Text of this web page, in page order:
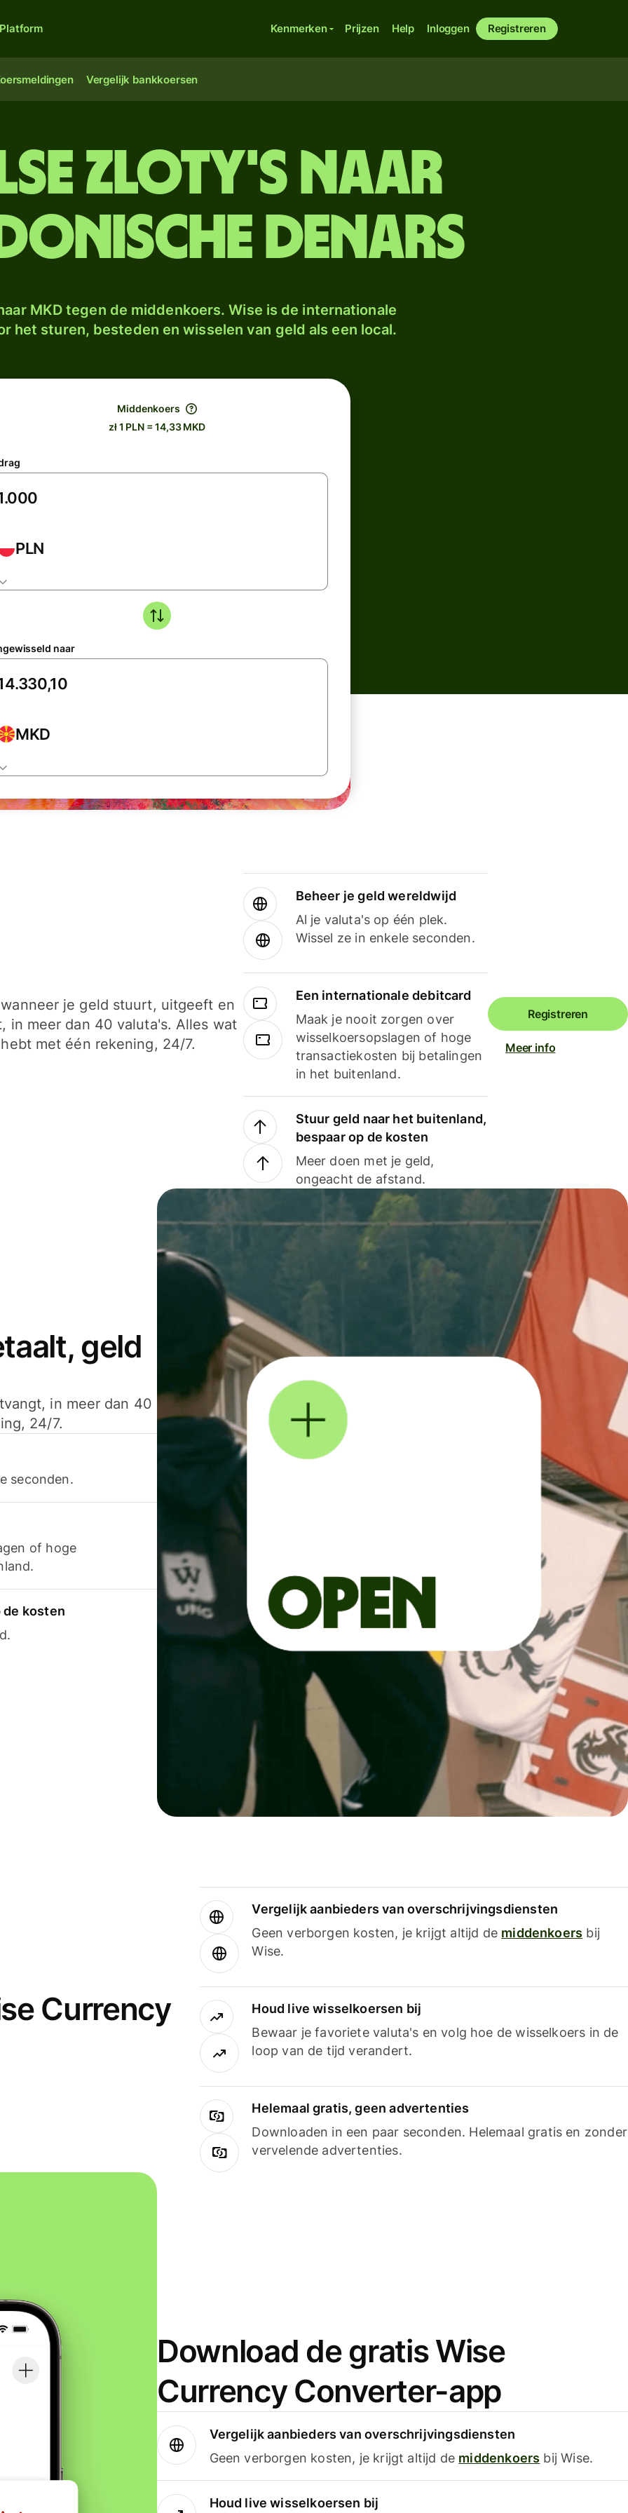
Platform Kenmerken Prijzen Help Inloggen Registreren
Vergelijk bankkoersen
zloty's naar
denars
MKD tegen de middenkoers. Wise is de internationale
het sturen, besteden en wisselen van geld als een local.
Middenkoers
zł 1 PLN = 14,33 MKD
PLN
naar
MKD
je geld stuurt, uitgeeft en
in meer dan 40 valuta's. Alles wat
met één rekening, 24/7.
Beheer je geld wereldwijd
Al je valuta's op één plek.
Wissel ze in enkele seconden.
Een internationale debitcard
Maak je nooit zorgen over
wisselkoersopslagen of hoge
transactiekosten bij betalingen
in het buitenland.
Stuur geld naar het buitenland,
bespaar op de kosten
Meer doen met je geld,
ongeacht de afstand.
Registreren
Meer info
geld
in meer dan 40
24/7.
seconden.
of hoge
de kosten
Currency
Vergelijk aanbieders van overschrijvingsdiensten
Geen verborgen kosten, je krijgt altijd de middenkoers bij
Wise.
Houd live wisselkoersen bij
Bewaar je favoriete valuta's en volg hoe de wisselkoers in de
loop van de tijd verandert.
Helemaal gratis, geen advertenties
Downloaden in een paar seconden. Helemaal gratis en zonder
vervelende advertenties.
Download de gratis Wise
Currency Converter-app
Vergelijk aanbieders van overschrijvingsdiensten
Geen verborgen kosten, je krijgt altijd de middenkoers bij Wise.
Houd live wisselkoersen bij